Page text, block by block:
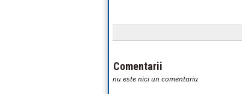
Comentarii
nu este nici un comentariu